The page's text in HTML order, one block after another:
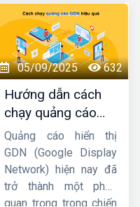
Google Adsensesao
cho hợp lý thì không
phải ai cũng biết. Vì
thế, trong bài viết hôm
nayHIGsẽ giới thiệu
đến bạn cách đặt
quảng cáo Google
Adsense trên Website
sao cho nhanh chóng
và dễ dàng nhất!
05/09/2025 632
Hướng dẫn cách
chạy quảng cáo
GDN hiệu quả, bứt
phá doanh thu
Quảng cáo hiển thị
GDN (Google Display
Network) hiện nay đã
trở thành một phần
quan trọng trong chiến